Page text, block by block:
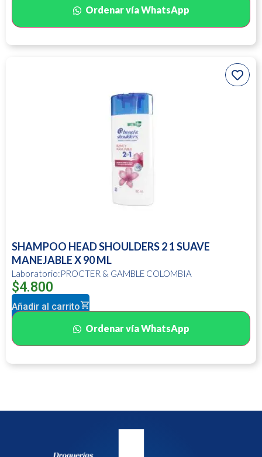
Ordenar vía WhatsApp
SHAMPOO HEAD SHOULDERS 2 1 SUAVE
MANEJABLE X 90 ML
Laboratorio:PROCTER & GAMBLE COLOMBIA
$4.800
Añadir al carrito
Ordenar vía WhatsApp